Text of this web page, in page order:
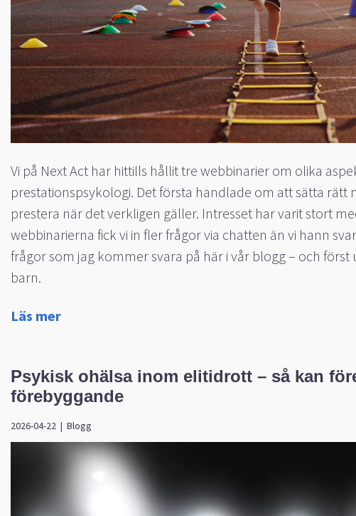
Vi på Next Act har hittills hållit tre webbinarier om olika
prestationspsykologi. Det första handlade om att sätta
prestera när det verkligen gäller. Intresset har varit stort
webbinarierna fick vi in fler frågor via chatten än vi hann
frågor som jag kommer svara på här i vår blogg – och
barn.
Läs mer
Psykisk ohälsa inom elitidrott – så kan
förebyggande
2026-04-22 | Blogg